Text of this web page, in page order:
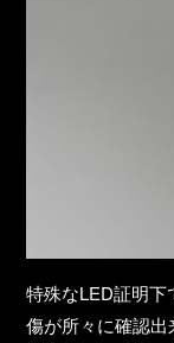
特殊なLED証明
傷が所々に確認出